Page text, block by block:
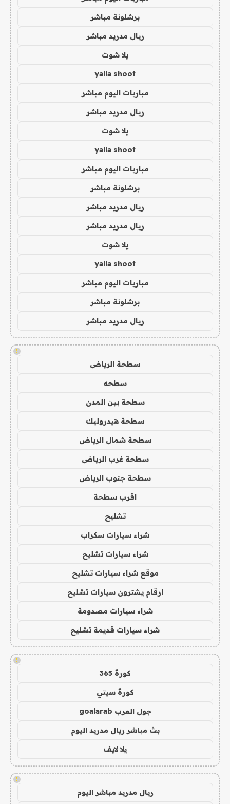
برشلونة مباشر
ريال مدريد مباشر
يلا شوت
yalla shoot
مباريات اليوم مباشر
ريال مدريد مباشر
يلا شوت
yalla shoot
مباريات اليوم مباشر
برشلونة مباشر
ريال مدريد مباشر
ريال مدريد مباشر
يلا شوت
yalla shoot
مباريات اليوم مباشر
برشلونة مباشر
ريال مدريد مباشر
!
سطحة الرياض
سطحه
سطحة بين المدن
سطحة هيدروليك
سطحة شمال الرياض
سطحة غرب الرياض
سطحة جنوب الرياض
اقرب سطحة
تشليح
شراء سيارات سكراب
شراء سيارات تشليح
موقع شراء سيارات تشليح
ارقام يشترون سيارات تشليح
شراء سيارات مصدومة
شراء سيارات قديمة تشليح
!
كورة 365
كورة سيتي
جول العرب goalarab
بث مباشر ريال مدريد اليوم
يلا لايف
!
ريال مدريد مباشر اليوم